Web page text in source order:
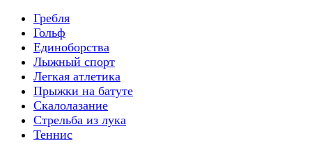
Гребля
Гольф
Единоборства
Лыжный спорт
Легкая атлетика
Прыжки на батуте
Скалолазание
Стрельба из лука
Теннис